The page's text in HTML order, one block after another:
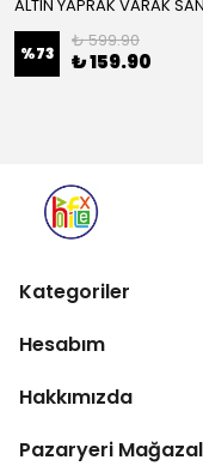
%73
₺ 599.90
₺ 159.90
Kategoriler
Hesabım
Hakkımızda
Pazaryeri